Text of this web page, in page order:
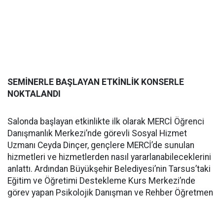
SEMİNERLE BAŞLAYAN ETKİNLİK KONSERLE
NOKTALANDI
Salonda başlayan etkinlikte ilk olarak MERCİ Öğrenci
Danışmanlık Merkezi’nde görevli Sosyal Hizmet
Uzmanı Ceyda Dinçer, gençlere MERCİ’de sunulan
hizmetleri ve hizmetlerden nasıl yararlanabileceklerini
anlattı. Ardından Büyükşehir Belediyesi’nin Tarsus’taki
Eğitim ve Öğretimi Destekleme Kurs Merkezi’nde
görev yapan Psikolojik Danışman ve Rehber Öğretmen